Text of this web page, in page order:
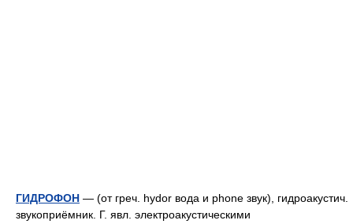
ГИДРОФОН — (от греч. hydor вода и phone звук), гидроакустич.
звукоприёмник. Г. явл. электроакустическими